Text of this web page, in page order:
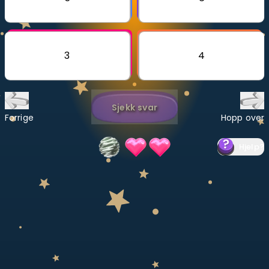
Bestill privatundervisning
Velg læreplan
Logg inn
3 4
Forrige
Sjekk svar
Hopp over
?